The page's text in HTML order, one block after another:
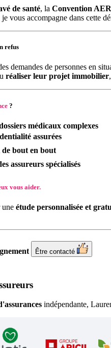
de santé, la Convention
vous accompagne dans cette
refus
demandes de personnes en
réaliser leur projet immobilier
?
médicaux complexes
assurées
bout en bout
assureurs spécialisés
vous aider.
une étude personnalisée et
Être contacté
indépendante,